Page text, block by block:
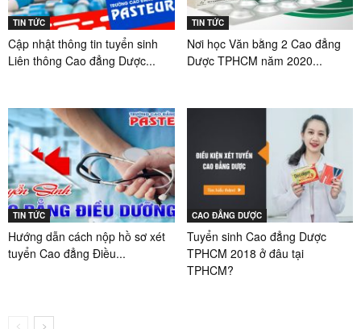
TIN TỨC
Cập nhật thông tin tuyển sinh
Liên thông Cao đẳng Dược...
TIN TỨC
Nơi học Văn bằng 2 Cao đẳng
Dược TPHCM năm 2020...
TIN TỨC
Hướng dẫn cách nộp hồ sơ xét
tuyển Cao đẳng Điều...
CAO ĐẲNG DƯỢC
Tuyển sinh Cao đẳng Dược
TPHCM 2018 ở đâu tại
TPHCM?